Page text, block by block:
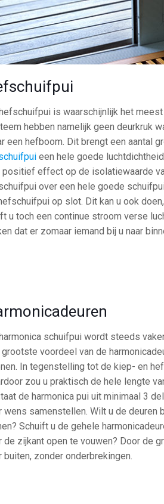
is waarschijnlijk het
hebben namelijk geen deurkruk
een hefboom. Dit brengt een aantal
een hele goede
positief effect op de isolatiewaarde
over een hele goede
op slot. Dit kan u ook
u toch een continue stroom verse
dat er zomaar iemand bij u naar
schuifpui wordt steeds
grootste voordeel van de
In tegenstelling tot de kiep- en
zou u praktisch de hele lengte
de harmonica pui uit minimaal 3
wens samenstellen. Wilt u de deuren
Schuift u de gehele
de zijkant open te vouwen? Door de
buiten, zonder onderbrekingen.